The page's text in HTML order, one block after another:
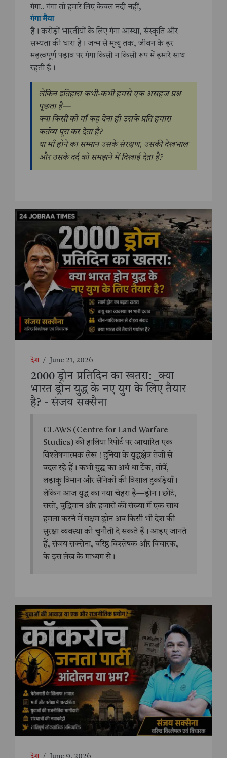
गंगा.. गंगा तो हमारे लिए केवल नदी नहीं,
गंगा मैया
है। करोड़ों भारतीयों के लिए गंगा आस्था, संस्कृति और
सभ्यता की धारा है। जन्म से मृत्यु तक, जीवन के हर
महत्वपूर्ण पड़ाव पर गंगा किसी न किसी रूप में हमारे साथ
रहती है।
लेकिन इतिहास कभी-कभी हमसे एक असहज प्रश्न
पूछता है—
क्या किसी को माँ कह देना ही उसके प्रति हमारा
कर्तव्य पूरा कर देता है?
या माँ होने का सम्मान उसके संरक्षण, उसकी देखभाल
और उसके दर्द को समझने में दिखाई देता है?
देश / June 21, 2026
2000 ड्रोन प्रतिदिन का खतरा: _क्या
भारत ड्रोन युद्ध के नए युग के लिए तैयार
है? - संजय सक्सैना
CLAWS (Centre for Land Warfare
Studies) की हालिया रिपोर्ट पर आधारित एक
विश्लेषणात्मक लेख ! दुनिया के युद्धक्षेत्र तेजी से
बदल रहे हैं। कभी युद्ध का अर्थ था टैंक, तोपें,
लड़ाकू विमान और सैनिकों की विशाल टुकड़ियाँ।
लेकिन आज युद्ध का नया चेहरा है—ड्रोन। छोटे,
सस्ते, बुद्धिमान और हजारों की संख्या में एक साथ
हमला करने में सक्षम ड्रोन अब किसी भी देश की
सुरक्षा व्यवस्था को चुनौती दे सकते हैं। आइए जानते
हैं, संजय सक्सेना, वरिष्ठ विश्लेषक और विचारक,
के इस लेख के माध्यम से।
देश / June 9, 2026